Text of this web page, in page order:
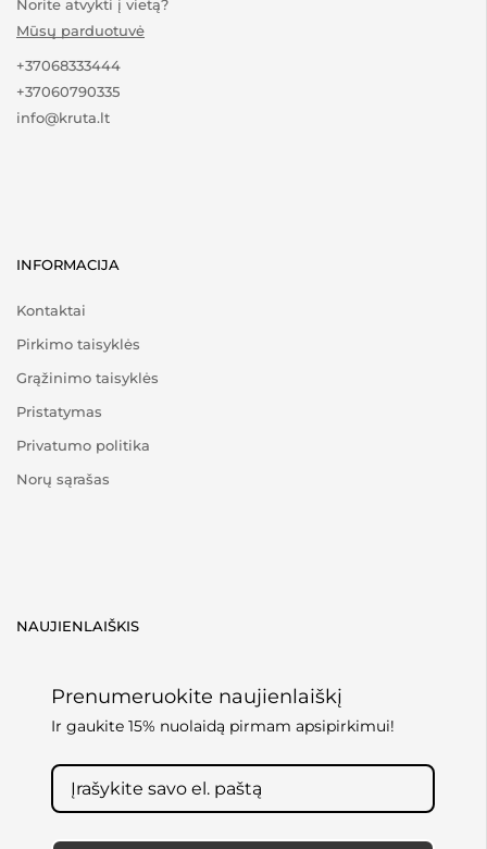
Norite atvykti į vietą?
Mūsų parduotuvė
+37068333444
+37060790335
info@kruta.lt
INFORMACIJA
Kontaktai
Pirkimo taisyklės
Grąžinimo taisyklės
Pristatymas
Privatumo politika
Norų sąrašas
NAUJIENLAIŠKIS
Prenumeruokite naujienlaiškį
Ir gaukite 15% nuolaidą pirmam apsipirkimui!